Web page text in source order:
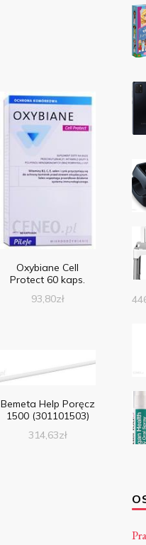
Oxybiane Cell
Protect 60 kaps.
93,80zł
Bemeta Help Poręcz
1500 (301101503)
314,63zł